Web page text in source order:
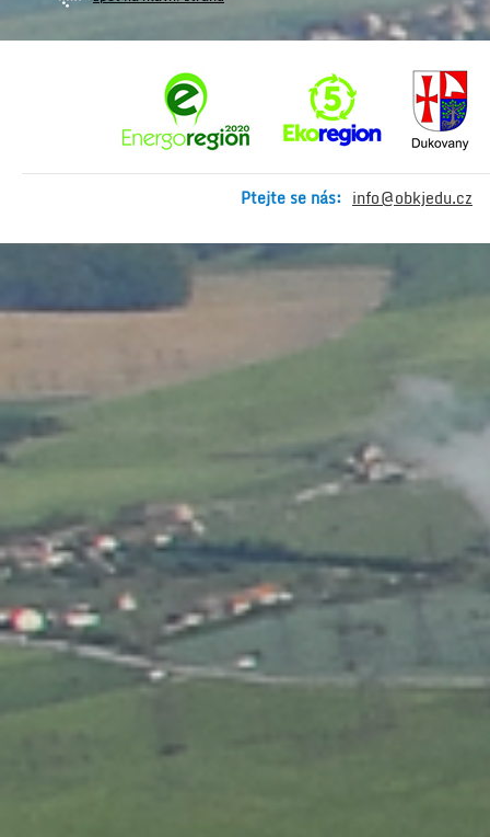
Ptejte se nás: info@obkjedu.cz